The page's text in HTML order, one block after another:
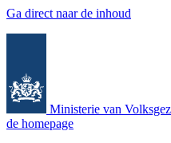
Ga direct naar de inhoud
Ministerie van
de homepage